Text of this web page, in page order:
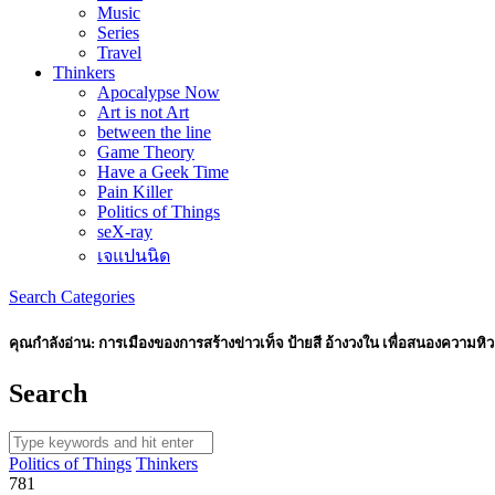
Music
Series
Travel
Thinkers
Apocalypse Now
Art is not Art
between the line
Game Theory
Have a Geek Time
Pain Killer
Politics of Things
seX-ray
เจแปนนิด
Search Categories
คุณกำลังอ่าน: การเมืองของการสร้างข่าวเท็จ ป้ายสี อ้างวงใน เพื่อสนองความหิ
Search
Politics of Things Thinkers
781